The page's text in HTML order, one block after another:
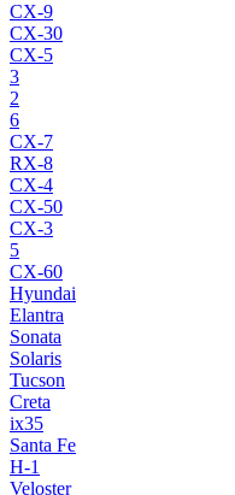
CX-9
CX-30
CX-5
3
2
6
CX-7
RX-8
CX-4
CX-50
CX-3
5
CX-60
Hyundai
Elantra
Sonata
Solaris
Tucson
Creta
ix35
Santa Fe
H-1
Veloster